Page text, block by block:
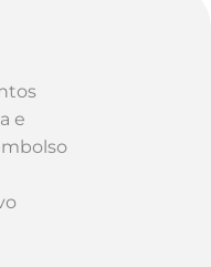
e